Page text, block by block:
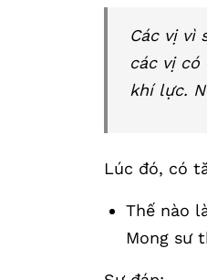
Các vị vì
các vị có
khí lực.
Lúc đó, có
Thế nào
Mong sư